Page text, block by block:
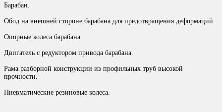
Барабан.
Обод на внешней стороне барабана для предотвращения деформаций.
Опорные колеса барабана.
Двигатель с редуктором привода барабана.
Рама разборной конструкции из профильных труб высокой
прочности.
Пневматические резиновые колеса.